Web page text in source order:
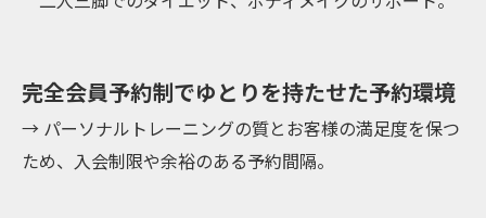
完全会員予約制でゆとりを持たせた予約環境
→ パーソナルトレーニングの質とお客様の満足度を保つ
ため、入会制限や余裕のある予約間隔。